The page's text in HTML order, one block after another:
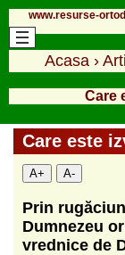
www.resurse-
Acasa ›
Care
Care este
A+ A-
Prin
Dumnezeu
vrednice de